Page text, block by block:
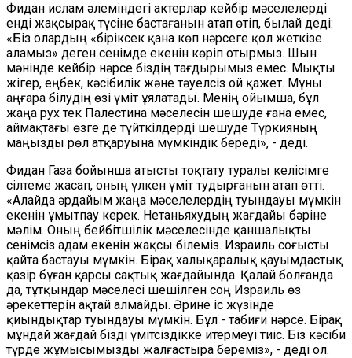
Фидан ислам әлеміндегі актерлар кейбір мәселелерді
енді жақсырақ түсіне бастағанын атап өтіп, былай деді:
«Біз олардың «біріксек қана көп нәрсеге қол жеткізе
аламыз» деген сенімде екенін көріп отырмыз. Шын
мәнінде кейбір нәрсе біздің тағдырымыз емес. Мықты
жігер, еңбек, кәсібилік және тәуелсіз ой қажет. Мұны
аңғара білудің өзі үміт ұялатады. Менің ойымша, бұл
жаңа рух тек Палестина мәселесін шешуде ғана емес,
аймақтағы өзге де түйткілдерді шешуде Түркияның
маңызды рөл атқаруына мүмкіндік береді», - деді.
Фидан Газа бойынша атысты тоқтату туралы келісімге
сілтеме жасап, оның үлкен үміт тудырғанын атап өтті.
«Алайда әрдайым жаңа мәселелердің туындауы мүмкін
екенін ұмытпау керек. Нетаньяхудың жағдайы бәріне
мәлім. Оның бейбітшілік мәселесінде қаншалықты
сенімсіз адам екенін жақсы білеміз. Израиль соғысты
қайта бастауы мүмкін. Бірақ халықаралық қауымдастық
қазір бұған қарсы сақтық жағдайында. Қалай болғанда
да, тұтқындар мәселесі шешілген соң Израиль өз
әрекеттерін ақтай алмайды. Әрине іс жүзінде
қиындықтар туындауы мүмкін. Бұл - табиғи нәрсе. Бірақ
мұндай жағдай бізді үмітсіздікке итермеуі тиіс. Біз кәсіби
түрде жұмысымызды жалғастыра береміз», - деді ол.